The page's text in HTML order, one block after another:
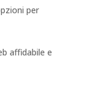
per
affidabile e